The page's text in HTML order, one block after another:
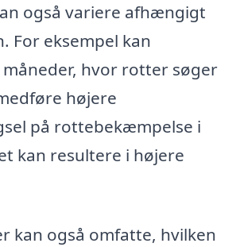
også variere afhængigt
For eksempel kan
hvor rotter søger
højere
på rottebekæmpelse i
kan resultere i højere
kan også omfatte, hvilken